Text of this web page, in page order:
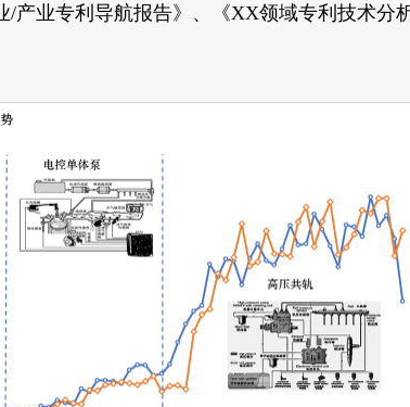
产业专利导航报告》、《XX领域专利技术分